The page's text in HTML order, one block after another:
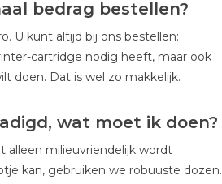
bedrag bestellen?
U kunt altijd bij ons bestellen:
cartridge nodig heeft, maar ook
doen. Dat is wel zo makkelijk.
wat moet ik doen?
alleen milieuvriendelijk wordt
kan, gebruiken we robuuste dozen.